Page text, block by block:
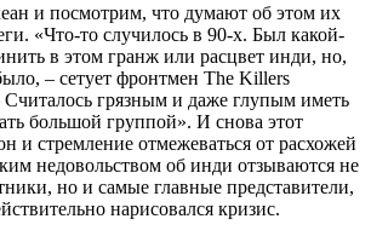
и посмотрим, что думают об этом их
«Что-то случилось в 90-х. Был какой-
в этом гранж или расцвет инди, но,
– сетует фронтмен The Killers
грязным и даже глупым иметь
большой группой». И снова этот
и стремление отмежеваться от расхожей
недовольством об инди отзываются не
но и самые главные представители,
нарисовался кризис.